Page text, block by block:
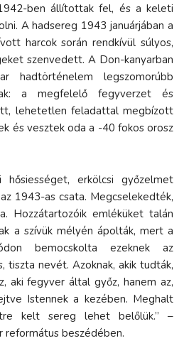
ben állítottak fel, és a keleti
A hadsereg 1943 januárjában a
harcok során rendkívül súlyos,
szenvedett. A Don-kanyarban
hadtörténelem legszomorúbb
a megfelelő fegyverzet és
lehetetlen feladattal megbízott
és vesztek oda a -40 fokos orosz
hősiességet, erkölcsi győzelmet
1943-as csata. Megcselekedték,
Hozzátartozóik emléküket talán
a szívük mélyén ápolták, mert a
bemocskolta ezeknek az
tiszta nevét. Azoknak, akik tudták,
aki fegyver által győz, hanem az,
Istennek a kezében. Meghalt
kelt sereg lehet belőlük.” –
református beszédében.